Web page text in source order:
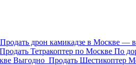
Продать дрон камикадзе в Москве —
Продать Тетракоптер по Москве По
Выгодно Продать Шестикоптер